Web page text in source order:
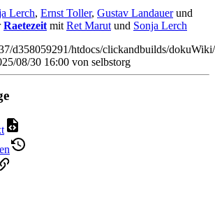
Lerch, Ernst Toller, Gustav Landauerund
Raetezeit mit Ret Marut und Sonja Lerch
d358059291/htdocs/clickandbuilds/
08/30 16:00 von selbstorg